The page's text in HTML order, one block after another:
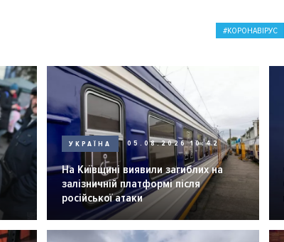
КОРОНАВІРУС
УКРАЇНА 05.08.2026 10:42
На Київщині виявили загиблих на
залізничній платформі після
російської атаки